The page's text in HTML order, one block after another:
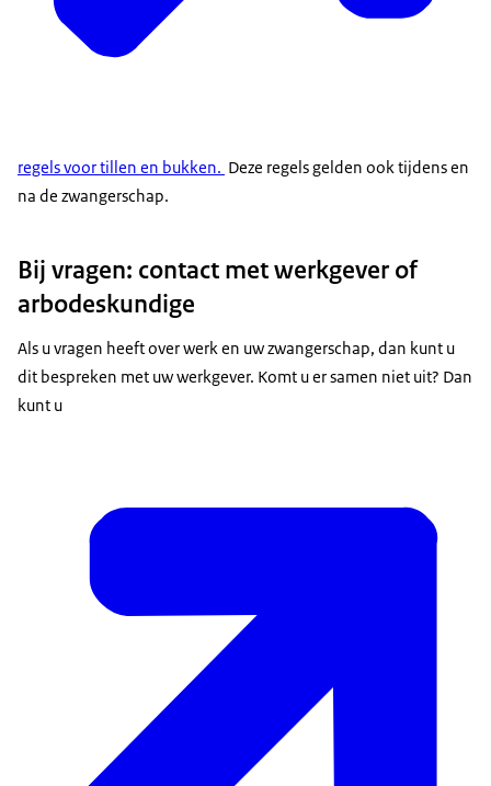
regels voor tillen en bukken. Deze regels gelden ook tijdens en
na de zwangerschap.
Bij vragen: contact met werkgever of
arbodeskundige
Als u vragen heeft over werk en uw zwangerschap, dan kunt u
dit bespreken met uw werkgever. Komt u er samen niet uit? Dan
kunt u